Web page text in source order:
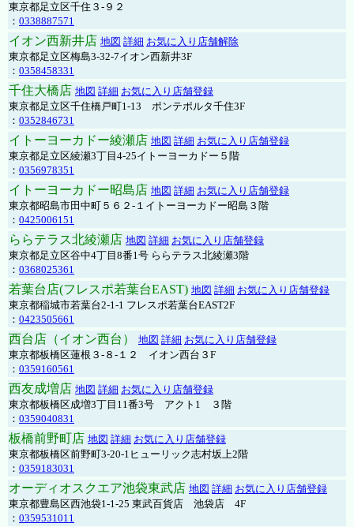
東京都足立区千住３-９２
： 0338887571
イオン西新井店 地図 詳細 お気に入り店舗解除
東京都足立区梅島3-32-7イオン西新井3F
： 0358458331
千住大橋店 地図 詳細 お気に入り店舗登録
東京都足立区千住橋戸町1-13 ポンテポルタ千住3F
： 0352846731
イトーヨーカドー綾瀬店 地図 詳細 お気に入り店舗登録
東京都足立区綾瀬3丁目4-25イトーヨーカドー５階
： 0356978351
イトーヨーカドー昭島店 地図 詳細 お気に入り店舗登録
東京都昭島市田中町５６２-１イトーヨーカドー昭島３階
： 0425006151
ららテラス北綾瀬店 地図 詳細 お気に入り店舗登録
東京都足立区谷中4丁目8番1号 ららテラス北綾瀬3階
： 0368025361
若葉台店(フレスポ若葉台EAST) 地図 詳細 お気に入り店舗登録
東京都稲城市若葉台2-1-1 フレスポ若葉台EAST2F
： 0423505661
西台店（イオン西台） 地図 詳細 お気に入り店舗登録
東京都板橋区蓮根３-８-１２ イオン西台３F
： 0359160561
西友成増店 地図 詳細 お気に入り店舗登録
東京都板橋区成増3丁目11番3号 アクト1 ３階
： 0359040831
板橋前野町店 地図 詳細 お気に入り店舗登録
東京都板橋区前野町3-20-1ヒューリック志村坂上2階
： 0359183031
オーディオスクエア池袋東武店 地図 詳細 お気に入り店舗登録
東京都豊島区西池袋1-1-25 東武百貨店 池袋店 4F
： 0359531011